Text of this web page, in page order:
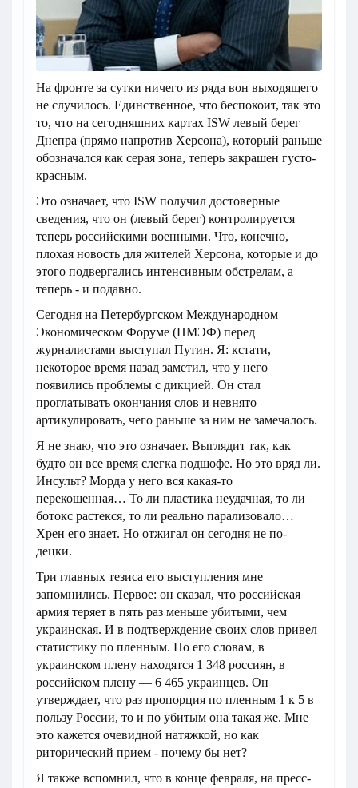
На фронте за сутки ничего из ряда вон выходящего
не случилось. Единственное, что беспокоит, так это
то, что на сегодняшних картах ISW левый берег
Днепра (прямо напротив Херсона), который раньше
обозначался как серая зона, теперь закрашен густо-
красным.
Это означает, что ISW получил достоверные
сведения, что он (левый берег) контролируется
теперь российскими военными. Что, конечно,
плохая новость для жителей Херсона, которые и до
этого подвергались интенсивным обстрелам, а
теперь - и подавно.
Сегодня на Петербургском Международном
Экономическом Форуме (ПМЭФ) перед
журналистами выступал Путин. Я: кстати,
некоторое время назад заметил, что у него
появились проблемы с дикцией. Он стал
проглатывать окончания слов и невнято
артикулировать, чего раньше за ним не замечалось.
Я не знаю, что это означает. Выглядит так, как
будто он все время слегка подшофе. Но это вряд ли.
Инсульт? Морда у него вся какая-то
перекошенная… То ли пластика неудачная, то ли
ботокс растекся, то ли реально парализовало…
Хрен его знает. Но отжигал он сегодня не по-
децки.
Три главных тезиса его выступления мне
запомнились. Первое: он сказал, что российская
армия теряет в пять раз меньше убитыми, чем
украинская. И в подтверждение своих слов привел
статистику по пленным. По его словам, в
украинском плену находятся 1 348 россиян, в
российском плену — 6 465 украинцев. Он
утверждает, что раз пропорция по пленным 1 к 5 в
пользу России, то и по убитым она такая же. Мне
это кажется очевидной натяжкой, но как
риторический прием - почему бы нет?
Я также вспомнил, что в конце февраля, на пресс-